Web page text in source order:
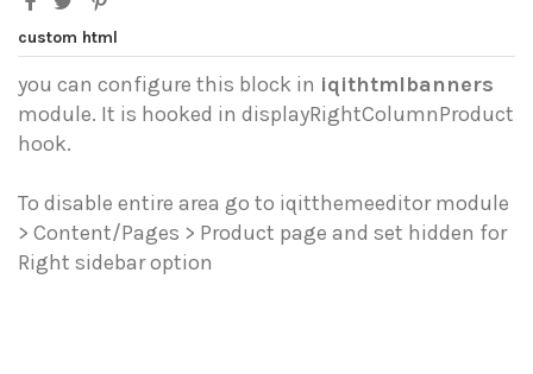
custom html
you can configure this block in iqithtmlbanners
module. It is hooked in displayRightColumnProduct
hook.
To disable entire area go to iqitthemeeditor module
> Content/Pages > Product page and set hidden for
Right sidebar option